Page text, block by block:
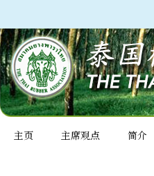
主页 主席观点 简介